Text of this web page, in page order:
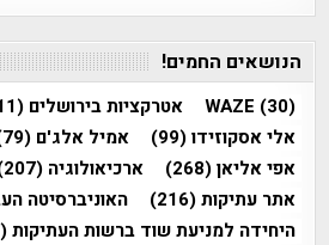
הנושאים החמים!
WAZE (30) אטרקציות בירושלים (111)
אלי אסקוזידו(99) אמיל אלג'ם (79)
אפי אליאן(268) ארכיאולוגיה (207)
אתר עתיקות(216) האוניברסיטה
היחידה למניעת שוד ברשות העתיקות(77)